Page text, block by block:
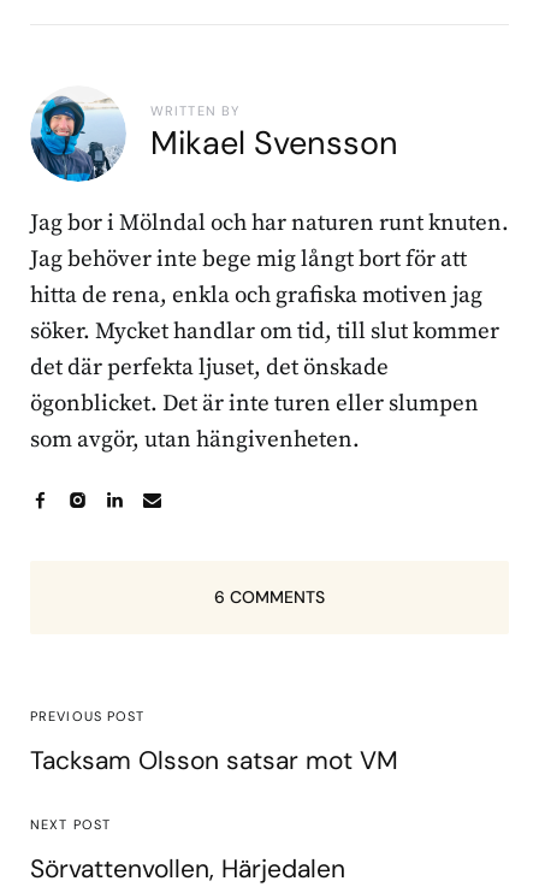
WRITTEN BY
Mikael Svensson
Jag bor i Mölndal och har naturen runt knuten.
Jag behöver inte bege mig långt bort för att
hitta de rena, enkla och grafiska motiven jag
söker. Mycket handlar om tid, till slut kommer
det där perfekta ljuset, det önskade
ögonblicket. Det är inte turen eller slumpen
som avgör, utan hängivenheten.
6 COMMENTS
PREVIOUS POST
Tacksam Olsson satsar mot VM
NEXT POST
Sörvattenvollen, Härjedalen